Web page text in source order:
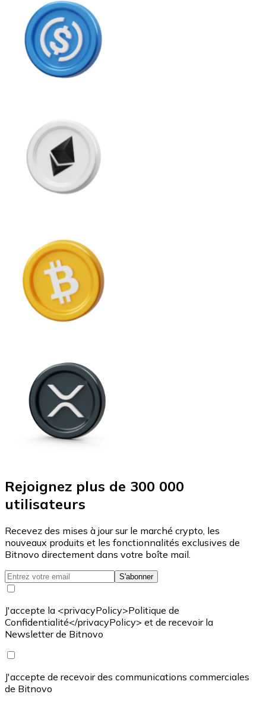
Rejoignez plus de 300 000
utilisateurs
Recevez des mises à jour sur le marché crypto, les
nouveaux produits et les fonctionnalités exclusives de
Bitnovo directement dans votre boîte mail.
S'abonner
J'accepte la <privacyPolicy>Politique de
Confidentialité</privacyPolicy> et de recevoir la
Newsletter de Bitnovo
J'accepte de recevoir des communications commerciales
de Bitnovo